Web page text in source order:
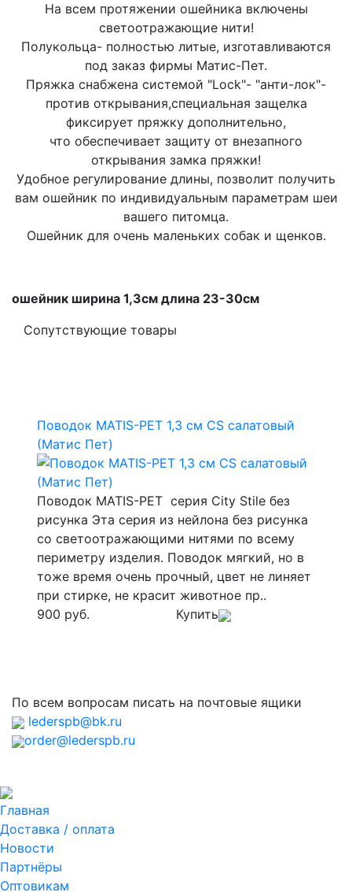
На всем протяжении ошейника включены
светоотражающие нити!
Полукольца- полностью литые, изготавливаются
под заказ фирмы Матис-Пет.
Пряжка снабжена системой "Lock"- "анти-лок"-
против открывания,специальная защелка
фиксирует пряжку дополнительно,
что обеспечивает защиту от внезапного
открывания замка пряжки!
Удобное регулирование длины, позволит получить
вам ошейник по индивидуальным параметрам шеи
вашего питомца.
Ошейник для очень маленьких собак и щенков.
ошейник ширина 1,3см длина 23-30см
Сопутствующие товары
Поводок MATIS-PET 1,3 см CS салатовый
(Матис Пет)
Поводок MATIS-PET серия City Stile без
рисунка Эта серия из нейлона без рисунка
со светоотражающими нитями по всему
периметру изделия. Поводок мягкий, но в
тоже время очень прочный, цвет не линяет
при стирке, не красит животное пр..
900 руб.
Купить
По всем вопросам писать на почтовые ящики
lederspb@bk.ru
order@lederspb.ru
Главная
Доставка / оплата
Новости
Партнёры
Оптовикам